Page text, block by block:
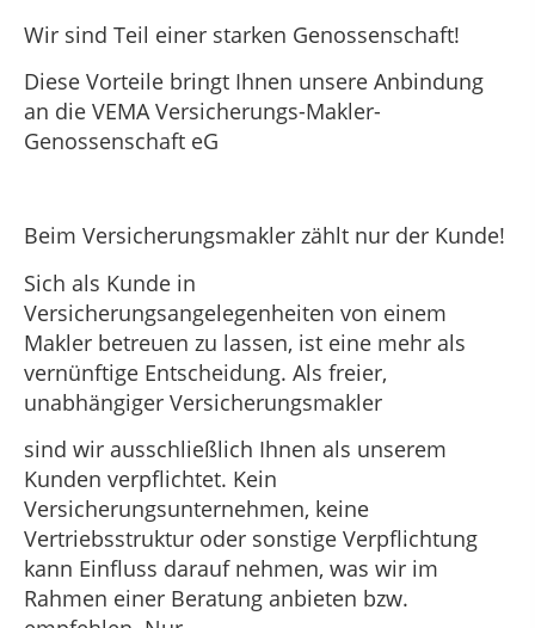
Wir sind Teil einer starken Genossenschaft!
Diese Vorteile bringt Ihnen unsere Anbindung
an die VEMA Versicherungs-Makler-
Genossenschaft eG
Beim Versicherungsmakler zählt nur der Kunde!
Sich als Kunde in
Versicherungsangelegenheiten von einem
Makler betreuen zu lassen, ist eine mehr als
vernünftige Entscheidung. Als freier,
unabhängiger Versicherungsmakler
sind wir ausschließlich Ihnen als unserem
Kunden verpflichtet. Kein
Versicherungsunternehmen, keine
Vertriebsstruktur oder sonstige Verpflichtung
kann Einfluss darauf nehmen, was wir im
Rahmen einer Beratung anbieten bzw.